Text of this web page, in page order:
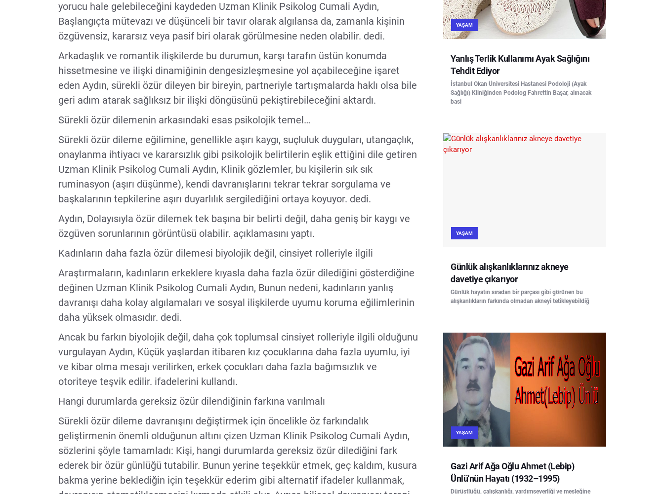
yorucu hale gelebileceğini kaydeden Uzman Klinik Psikolog Cumali Aydın,
Başlangıçta mütevazı ve düşünceli bir tavır olarak algılansa da, zamanla kişinin
özgüvensiz, kararsız veya pasif biri olarak görülmesine neden olabilir. dedi.
Arkadaşlık ve romantik ilişkilerde bu durumun, karşı tarafın üstün konumda
hissetmesine ve ilişki dinamiğinin dengesizleşmesine yol açabileceğine işaret
eden Aydın, sürekli özür dileyen bir bireyin, partneriyle tartışmalarda haklı olsa bile
geri adım atarak sağlıksız bir ilişki döngüsünü pekiştirebileceğini aktardı.
Sürekli özür dilemenin arkasındaki esas psikolojik temel…
Sürekli özür dileme eğilimine, genellikle aşırı kaygı, suçluluk duyguları, utangaçlık,
onaylanma ihtiyacı ve kararsızlık gibi psikolojik belirtilerin eşlik ettiğini dile getiren
Uzman Klinik Psikolog Cumali Aydın, Klinik gözlemler, bu kişilerin sık sık
ruminasyon (aşırı düşünme), kendi davranışlarını tekrar tekrar sorgulama ve
başkalarının tepkilerine aşırı duyarlılık sergilediğini ortaya koyuyor. dedi.
Aydın, Dolayısıyla özür dilemek tek başına bir belirti değil, daha geniş bir kaygı ve
özgüven sorunlarının görüntüsü olabilir. açıklamasını yaptı.
Kadınların daha fazla özür dilemesi biyolojik değil, cinsiyet rolleriyle ilgili
Araştırmaların, kadınların erkeklere kıyasla daha fazla özür dilediğini gösterdiğine
değinen Uzman Klinik Psikolog Cumali Aydın, Bunun nedeni, kadınların yanlış
davranışı daha kolay algılamaları ve sosyal ilişkilerde uyumu koruma eğilimlerinin
daha yüksek olmasıdır. dedi.
Ancak bu farkın biyolojik değil, daha çok toplumsal cinsiyet rolleriyle ilgili olduğunu
vurgulayan Aydın, Küçük yaşlardan itibaren kız çocuklarına daha fazla uyumlu, iyi
ve kibar olma mesajı verilirken, erkek çocukları daha fazla bağımsızlık ve
otoriteye teşvik edilir. ifadelerini kullandı.
Hangi durumlarda gereksiz özür dilendiğinin farkına varılmalı
Sürekli özür dileme davranışını değiştirmek için öncelikle öz farkındalık
geliştirmenin önemli olduğunun altını çizen Uzman Klinik Psikolog Cumali Aydın,
sözlerini şöyle tamamladı: Kişi, hangi durumlarda gereksiz özür dilediğini fark
ederek bir özür günlüğü tutabilir. Bunun yerine teşekkür etmek, geç kaldım, kusura
bakma yerine beklediğin için teşekkür ederim gibi alternatif ifadeler kullanmak,
YAŞAM
Yanlış Terlik Kullanımı Ayak Sağlığını
Tehdit Ediyor
İstanbul Okan Üniversitesi Hastanesi Podoloji (Ayak
Sağlığı) Kliniğinden Podolog Fahrettin Başar, alınacak
basi
YAŞAM
Günlük alışkanlıklarınız akneye
davetiye çıkarıyor
Günlük hayatın sıradan bir parçası gibi görünen bu
alışkanlıkların farkında olmadan akneyi tetikleyebildiğ
YAŞAM
Gazi Arif Ağa Oğlu Ahmet (Lebip)
Ünlü'nün Hayatı (1932–1995)
Dürüstlüğü, çalışkanlığı, yardımseverliği ve mesleğine